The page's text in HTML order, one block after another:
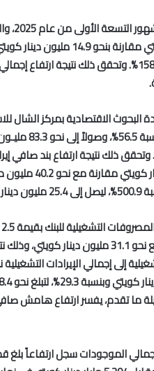
أعلن
مليون دينار كويتي ونسبته 158.6%. وتحقق ذلك
الاقتصادية بمركز الشال
ليصل إلى نحو
مليون دينار كويتي مقارنة مع نحو